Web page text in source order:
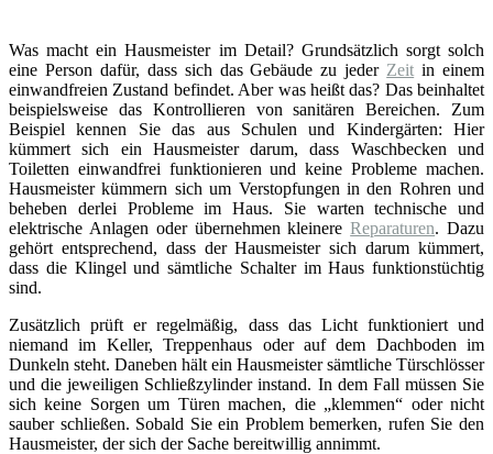
Was macht ein Hausmeister im Detail? Grundsätzlich sorgt solch
eine Person dafür, dass sich das Gebäude zu jeder Zeit in einem
einwandfreien Zustand befindet. Aber was heißt das? Das beinhaltet
beispielsweise das Kontrollieren von sanitären Bereichen. Zum
Beispiel kennen Sie das aus Schulen und Kindergärten: Hier
kümmert sich ein Hausmeister darum, dass Waschbecken und
Toiletten einwandfrei funktionieren und keine Probleme machen.
Hausmeister kümmern sich um Verstopfungen in den Rohren und
beheben derlei Probleme im Haus. Sie warten technische und
elektrische Anlagen oder übernehmen kleinereReparaturen. Dazu
gehört entsprechend, dass der Hausmeister sich darum kümmert,
dass die Klingel und sämtliche Schalter im Haus funktionstüchtig
sind.
Zusätzlich prüft er regelmäßig, dass das Licht funktioniert und
niemand im Keller, Treppenhaus oder auf dem Dachboden im
Dunkeln steht. Daneben hält ein Hausmeister sämtliche Türschlösser
und die jeweiligen Schließzylinder instand. In dem Fall müssen Sie
sich keine Sorgen um Türen machen, die „klemmen“ oder nicht
sauber schließen. Sobald Sie ein Problem bemerken, rufen Sie den
Hausmeister, der sich der Sache bereitwillig annimmt.